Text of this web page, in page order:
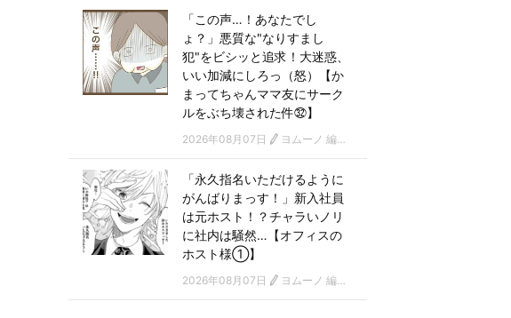
「この声…！あなたでし
ょ？」悪質な"なりすまし
犯"をビシッと追求！大迷惑、
いい加減にしろっ（怒）【か
まってちゃんママ友にサーク
ルをぶち壊された件㉜】
2026年08月07日 ヨムーノ 編集部 漫画チーム
「永久指名いただけるように
がんばりまっす！」新入社員
は元ホスト！？チャラいノリ
に社内は騒然…【オフィスの
ホスト様①】
2026年08月07日 ヨムーノ 編集部 漫画チーム